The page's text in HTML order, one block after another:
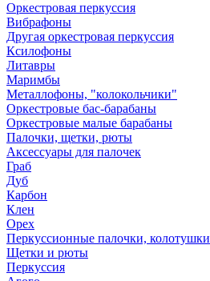
Оркестровая перкуссия
Вибрафоны
Другая оркестровая перкуссия
Ксилофоны
Литавры
Маримбы
Металлофоны, "колокольчики"
Оркестровые бас-барабаны
Оркестровые малые барабаны
Палочки, щетки, рюты
Аксессуары для палочек
Граб
Дуб
Карбон
Клен
Орех
Перкуссионные палочки, колотушки
Щетки и рюты
Перкуссия